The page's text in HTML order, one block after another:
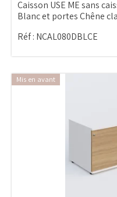
Caisson USE ME sans
Blanc et portes Chêne
Réf : NCAL080DBLCE
Mis en avant